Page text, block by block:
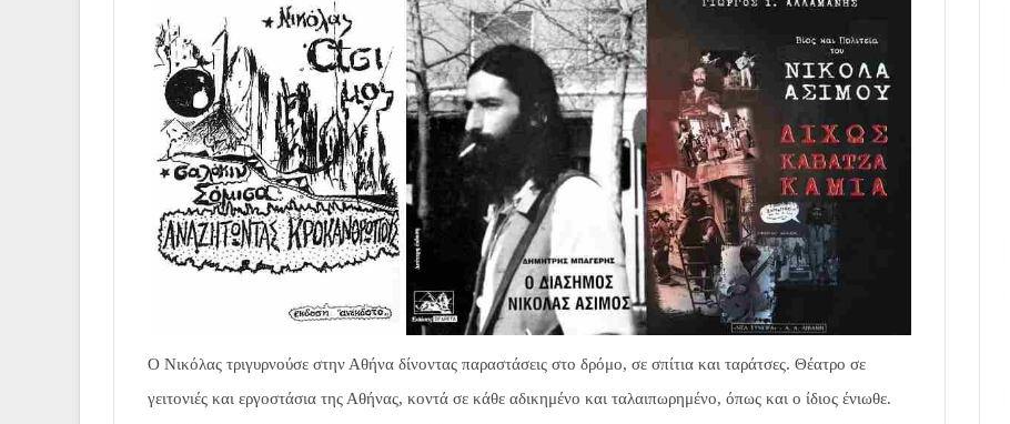
Ο Νικόλας τριγυρνούσε στην Αθήνα δίνοντας παραστάσεις στο δρόμο, σε σπίτια και ταράτσες. Θέατρο σε
γειτονιές και εργοστάσια της Αθήνας, κοντά σε κάθε αδικημένο και ταλαιπωρημένο, όπως και ο ίδιος ένιωθε.